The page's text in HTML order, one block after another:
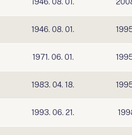
1946. 08. 01.
1971. 06. 01.
1983. 04. 18.
1993. 06. 21.